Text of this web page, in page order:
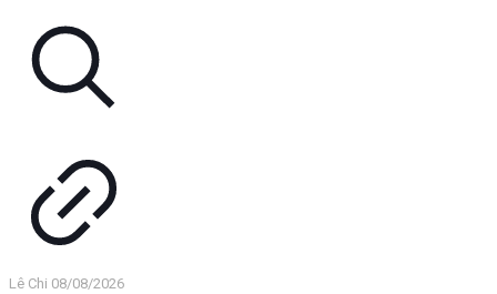
Lê Chi 08/08/2026